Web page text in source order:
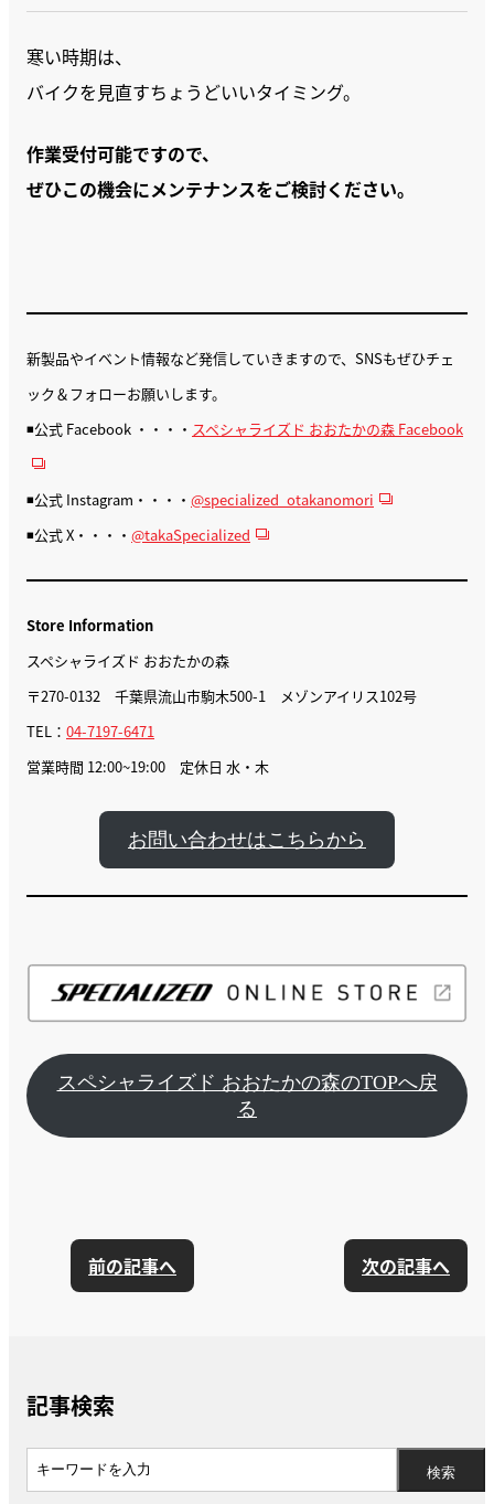
寒い時期は、
バイクを見直すちょうどいいタイミング。
作業受付可能ですので、
ぜひこの機会にメンテナンスをご検討ください。
新製品やイベント情報など発信していきますので、SNSもぜひチェ
ック＆フォローお願いします。
◾️公式 Facebook ・・・・ スペシャライズド おおたかの森 Facebook
◾️公式 Instagram・・・・ @specialized_otakanomori
◾️公式 X・・・・ @takaSpecialized
Store Information
スペシャライズド おおたかの森
〒270-0132 千葉県流山市駒木500-1 メゾンアイリス102号
TEL： 04-7197-6471
営業時間 12:00~19:00 定休日 水・木
お問い合わせはこちらから
スペシャライズド おおたかの森のTOPへ戻
る
前の記事へ 次の記事へ
記事検索